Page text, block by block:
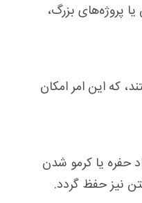
پروژه‌های بزرگ،
که این امر امکان
حفره یا کرمو شدن